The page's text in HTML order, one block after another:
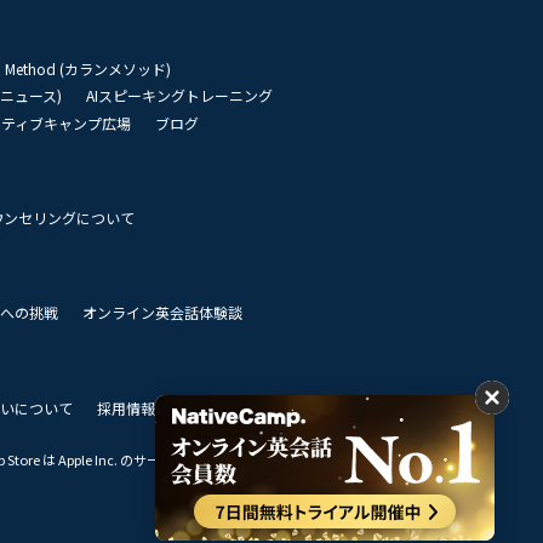
Method (カランメソッド)
ュース)
AIスピーキングトレーニング
ィブキャンプ広場
ブログ
ンセリングについて
の挑戦
オンライン英会話体験談
について 採用情報 私達のビジョン
は Apple Inc. のサービスマークです。